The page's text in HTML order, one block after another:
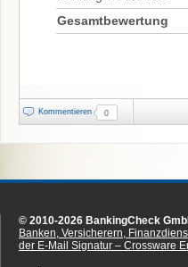
Gesamtbewertung
Kommentieren 0
© 2010-2026 BankingCheck
Banken, Versicherern,
der E-Mail Signatur – Crossware